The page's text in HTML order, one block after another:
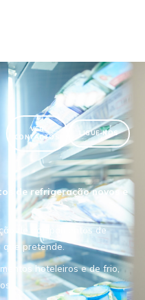
VER
CONTACTOS
LIGUE-NOS
de refrigeração novos e
de equipamentos de
que pretende.
hoteleiros e de frio,